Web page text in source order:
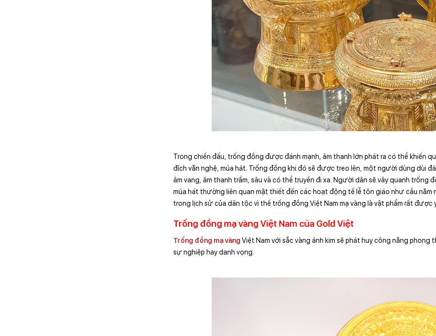
Trong chiến đấu, trống đồng được đánh mạnh, âm thanh lớn phát ra có thể khiến
đích văn nghệ, múa hát. Trống đồng khi đó sẽ được treo lên, một người dùng dùi
âm vang, âm thanh trầm, sâu và có thể truyền đi xa. Người dân sẽ vây quanh
múa hát thường liên quan mật thiết đến các hoạt động tế lễ tôn giáo như cầu
trong lịch sử của dân tộc vì thế trống đồng Việt Nam mạ vàng là vật phẩm rất được
Trống đồng mạ vàng Việt Nam của Gold Việt
Trống đồng mạ vàng Việt Nam với sắc vàng ánh kim sẽ phát huy công năng
sự nghiệp hay danh vọng.